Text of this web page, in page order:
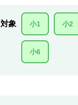
対象 小1 小2
小6